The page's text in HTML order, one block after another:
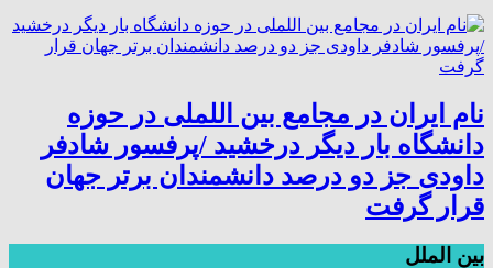
نام ایران در مجامع بین اللملی در حوزه
دانشگاه بار دیگر درخشید /پرفسور شادفر
داودی جز دو درصد دانشمندان برتر جهان
قرار گرفت
بین الملل